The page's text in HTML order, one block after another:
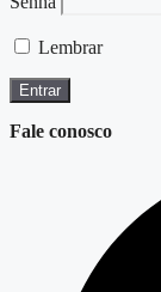
Lembrar
Fale conosco